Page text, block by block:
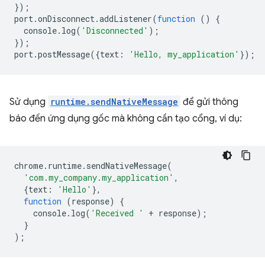
});
port.onDisconnect.addListener(function ()
{
console. log( 'Disconnected' );
});
port.postMessage({text : 'Hello, my_application' });
Sử dụng runtime.sendNativeMessage để gửi thông
báo đến ứng dụng gốc mà không cần tạo cổng, ví dụ:
chrome. runtime. sendNativeMessage(
'com.my_company.my_application' ,
{text : 'Hello' },
function (response)
{
console. log( 'Received ' + response);
}
);